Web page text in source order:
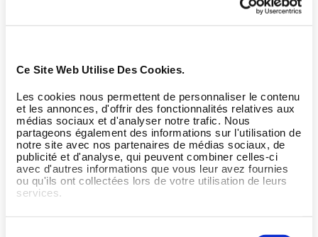
Ce Site Web Utilise Des Cookies.
Les cookies nous permettent de personnaliser le contenu
et les annonces, d'offrir des fonctionnalités relatives aux
médias sociaux et d'analyser notre trafic. Nous
partageons également des informations sur l'utilisation de
notre site avec nos partenaires de médias sociaux, de
publicité et d'analyse, qui peuvent combiner celles-ci
avec d'autres informations que vous leur avez fournies
ou qu'ils ont collectées lors de votre utilisation de leurs
services.